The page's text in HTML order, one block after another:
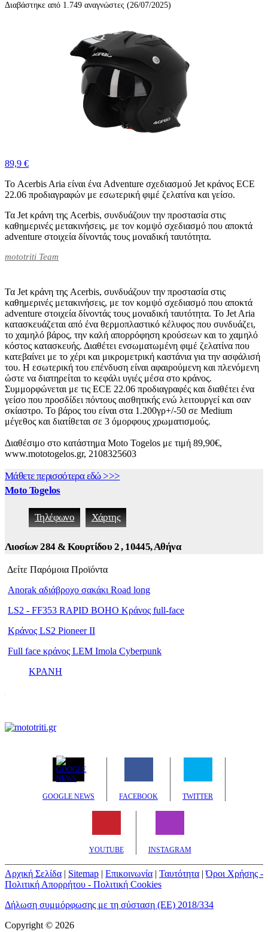
Διαβάστηκε από 1.749 αναγνώστες (26/07/2025)
89,9 €
Το Acerbis Aria είναι ένα Adventure σχεδιασμού Jet κράνος ECE
22.06 προδιαγραφών με εσωτερική φιμέ ζελατίνα και γείσο.
Τα Jet κράνη της Acerbis, συνδυάζουν την προστασία στις
καθημερινές μετακινήσεις, με τον κομψό σχεδιασμό που αποκτά
adventure στοιχεία δίνοντάς τους μοναδική ταυτότητα.
mototriti Team
Τα Jet κράνη της Acerbis, συνδυάζουν την προστασία στις
καθημερινές μετακινήσεις, με τον κομψό σχεδιασμό που αποκτά
adventure στοιχεία δίνοντάς τους μοναδική ταυτότητα. Το Jet Aria
κατασκευάζεται από ένα θερμοπλαστικό κέλυφος που συνδυάζει,
το χαμηλό βάρος, την καλή απορρόφηση κρούσεων και το χαμηλό
κόστος κατασκευής. Διαθέτει ενσωματωμένη φιμέ ζελατίνα που
κατεβαίνει με το χέρι και μικρομετρική καστάνια για την ασφάλισή
του. Η εσωτερική του επένδυση είναι αφαιρούμενη και πλενόμενη
ώστε να διατηρείται το κεφάλι υγιές μέσα στο κράνος.
Συμμορφώνεται με τις ECE 22.06 προδιαγραφές και διαθέτει ένα
γείσο που προσδίδει πόντους αισθητικής ενώ λειτουργεί και σαν
σκίαστρο. Το βάρος του είναι στα 1.200γρ+/-50 σε Medium
μέγεθος και διατίθεται σε 3 όμορφους χρωματισμούς.
Διαθέσιμο στο κατάστημα Moto Togelos με τιμή 89,90€,
www.mototogelos.gr, 2108325603
Μάθετε περισσότερα εδώ >>>
Moto Togelos
Τηλέφωνο Χάρτης
Λιοσίων 284 & Κουρτίδου 2 , 10445, Αθήνα
Δείτε Παρόμοια Προϊόντα
Anorak αδιάβροχο σακάκι Road long
LS2 - FF353 RAPID BOHO Κράνος full-face
Κράνος LS2 Pioneer II
Full face κράνος LEM Imola Cyberpunk
ΚΡΑΝΗ
GOOGLE NEWS FACEBOOK TWITTER
YOUTUBE INSTAGRAM
Αρχική Σελίδα | Sitemap | Επικοινωνία | Ταυτότητα |Όροι Χρήσης -
Πολιτική Απορρήτου - Πολιτική Cookies
Δήλωση συμμόρφωσης με τη σύσταση (ΕΕ) 2018/334
Copyright © 2026